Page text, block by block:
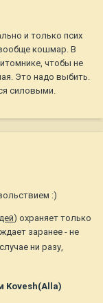
и только псих
кошмар. В
чтобы не
Это надо выбить.
силовыми.
:)
) охраняет только
заранее - не
ни разу,
Kovesh(Alla)